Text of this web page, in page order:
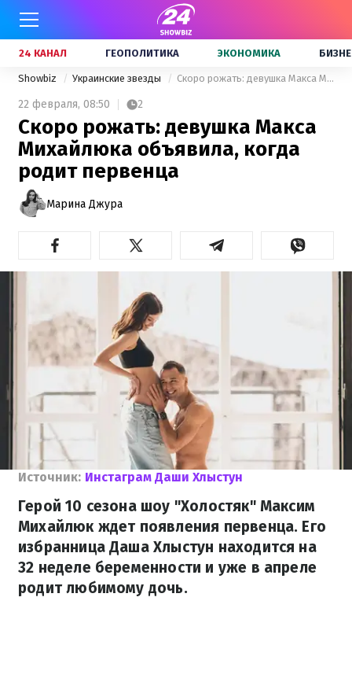
24 КАНАЛ ГЕОПОЛИТИКА ЭКОНОМИКА
Showbiz Украинские звезды Скоро рожать: девушка Макса Михайлюка объявила, когда родит первенца
22 февраля, 08:50 2
Скоро рожать: девушка Макса
Михайлюка объявила, когда
родит первенца
Марина Джура
Источник: Инстаграм Даши Хлыстун
Герой 10 сезона шоу "Холостяк" Максим
Михайлюк ждет появления первенца. Его
избранница Даша Хлыстун находится на
32 неделе беременности и уже в апреле
родит любимому дочь.